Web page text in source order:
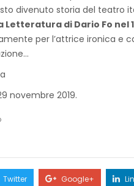
divenuto storia del
di Dario Fo nel
per l’attrice ironica e
novembre 2019.
Twitter Google+